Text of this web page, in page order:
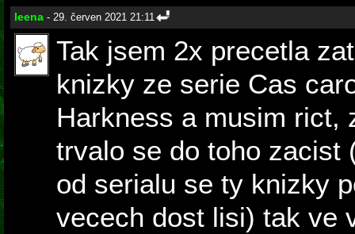
leena - 29. červen 2021 21:11
Tak jsem 2x precetla
knizky ze serie Cas
Harkness a musim rict,
trvalo se do toho zacist
od serialu se ty knizky
vecech dost lisi) tak ve